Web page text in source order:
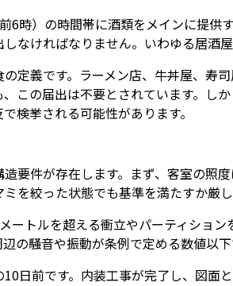
6時）の時間帯に酒類をメインに提
なければなりません。いわゆる居酒
定義です。ラーメン店、牛丼屋、寿
この届出は不要とされています。し
検挙される可能性があります。
要件が存在します。まず、客室の照
を絞った状態でも基準を満たすか厳
ートルを超える衝立やパーティショ
の騒音や振動が条例で定める数値以
日前です。内装工事が完了し、図面